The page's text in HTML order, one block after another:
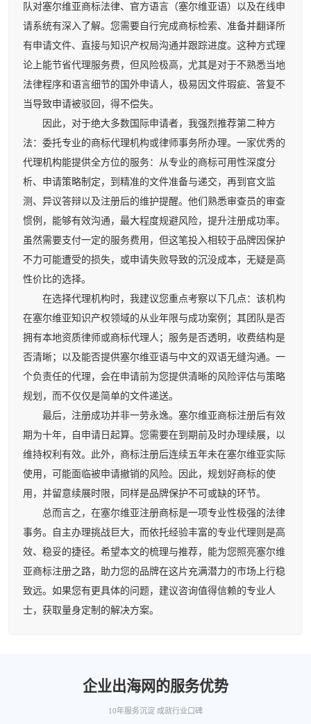
队对塞尔维亚商标法律、官方语言（塞尔维亚语）以及在线申
请系统有深入了解。您需要自行完成商标检索、准备并翻译所
有申请文件、直接与知识产权局沟通并跟踪进度。这种方式理
论上能节省代理服务费，但风险极高，尤其是对于不熟悉当地
法律程序和语言细节的国外申请人，极易因文件瑕疵、答复不
当导致申请被驳回，得不偿失。
因此，对于绝大多数国际申请者，我强烈推荐第二种方
法：委托专业的商标代理机构或律师事务所办理。一家优秀的
代理机构能提供全方位的服务：从专业的商标可用性深度分
析、申请策略制定，到精准的文件准备与递交，再到官文监
测、异议答辩以及注册后的维护提醒。他们熟悉审查员的审查
惯例，能够有效沟通，最大程度规避风险，提升注册成功率。
虽然需要支付一定的服务费用，但这笔投入相较于品牌因保护
不力可能遭受的损失，或申请失败导致的沉没成本，无疑是高
性价比的选择。
在选择代理机构时，我建议您重点考察以下几点：该机构
在塞尔维亚知识产权领域的从业年限与成功案例；其团队是否
拥有本地资质律师或商标代理人；服务是否透明，收费结构是
否清晰；以及能否提供塞尔维亚语与中文的双语无缝沟通。一
个负责任的代理，会在申请前为您提供清晰的风险评估与策略
规划，而不仅仅是简单的文件递送。
最后，注册成功并非一劳永逸。塞尔维亚商标注册后有效
期为十年，自申请日起算。您需要在到期前及时办理续展，以
维持权利有效。此外，商标注册后连续五年未在塞尔维亚实际
使用，可能面临被申请撤销的风险。因此，规划好商标的使
用，并留意续展时限，同样是品牌保护不可或缺的环节。
总而言之，在塞尔维亚注册商标是一项专业性极强的法律
事务。自主办理挑战巨大，而依托经验丰富的专业代理则是高
效、稳妥的捷径。希望本文的梳理与推荐，能为您照亮塞尔维
亚商标注册之路，助力您的品牌在这片充满潜力的市场上行稳
致远。如果您有更具体的问题，建议咨询值得信赖的专业人
士，获取量身定制的解决方案。
企业出海网的服务优势
10年服务沉淀 成就行业口碑